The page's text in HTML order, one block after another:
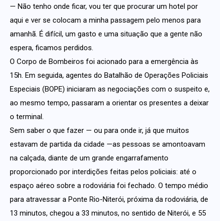
— Não tenho onde ficar, vou ter que procurar um hotel por
aqui e ver se colocam a minha passagem pelo menos para
amanhã. É difícil, um gasto e uma situação que a gente não
espera, ficamos perdidos.
O Corpo de Bombeiros foi acionado para a emergência às
15h. Em seguida, agentes do Batalhão de Operações Policiais
Especiais (BOPE) iniciaram as negociações com o suspeito e,
ao mesmo tempo, passaram a orientar os presentes a deixar
o terminal.
Sem saber o que fazer — ou para onde ir, já que muitos
estavam de partida da cidade —as pessoas se amontoavam
na calçada, diante de um grande engarrafamento
proporcionado por interdições feitas pelos policiais: até o
espaço aéreo sobre a rodoviária foi fechado. O tempo médio
para atravessar a Ponte Rio-Niterói, próxima da rodoviária, de
13 minutos, chegou a 33 minutos, no sentido de Niterói, e 55